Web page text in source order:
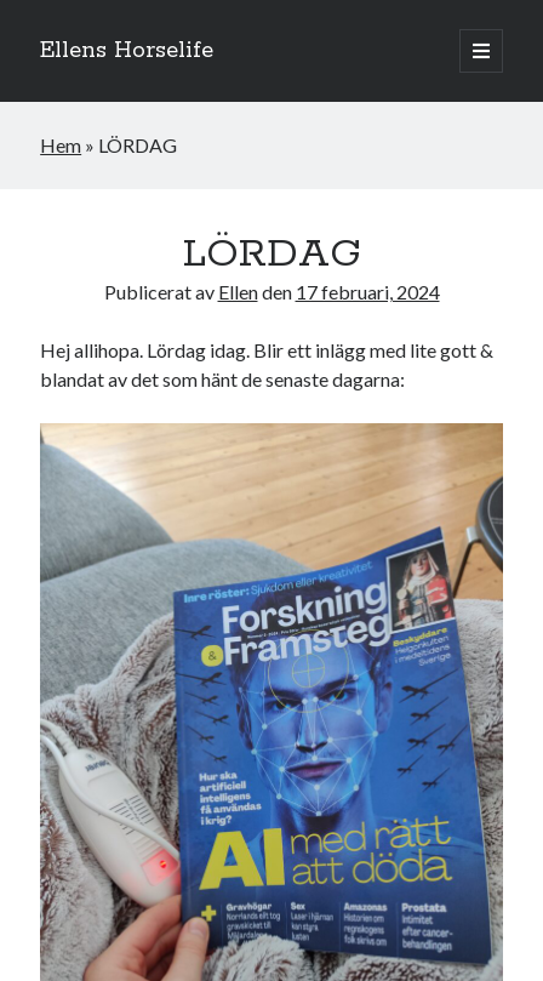
Ellens Horselife
öppna
primär
Sidopanel
Hej och välkomna till min blogg! Jag heter Ellen och är född 1996. På
denna bloggen kan ni följa min resa med hästarna, från ponnytävlingar i
dressyr & hoppning till MSV hopp & dressyr på stor häst.
Sök
Sök
Senaste inläggen
PALLE; dagens hoppning!
UPPTÄCKSFÄRD
VI TRÄNAR VIDARE!
MYCKET FLUGOR
IDA; dagens hoppning!
Kategorier
Hem » LÖRDAG
LÖRDAG
Publicerat av Ellenden 17 februari, 2024
Hej allihopa. Lördag idag. Blir ett inlägg med lite gott &
blandat av det som hänt de senaste dagarna: